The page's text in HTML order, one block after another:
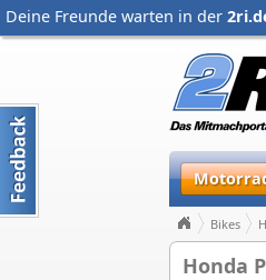
Deine Freunde warten in der
Bikes
Honda